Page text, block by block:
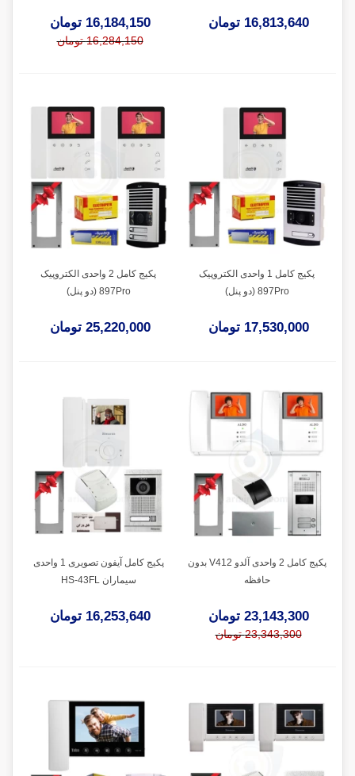
16,813,640 تومان 16,184,150 تومان
16,284,150 تومان
پکیج کامل 1 واحدی الکتروپیک
897Pro (دو پنل)
17,530,000 تومان
پکیج کامل 2 واحدی الکتروپیک
897Pro (دو پنل)
25,220,000 تومان
پکیج کامل 2 واحدی آلدو V412 بدون
حافظه
23,143,300 تومان
23,343,300 تومان
پکیج کامل آیفون تصویری 1 واحدی
سیماران HS-43FL
16,253,640 تومان